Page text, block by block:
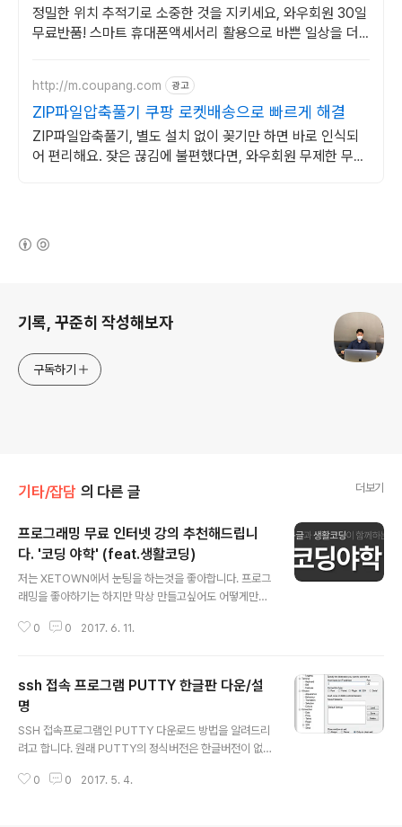
정밀한 위치 추적기로 소중한 것을 지키세요, 와우회원 30일
무료반품! 스마트 휴대폰액세서리 활용으로 바쁜 일상을 더
http://m.coupang.com 광고
ZIP파일압축풀기 쿠팡 로켓배송으로 빠르게 해결
ZIP파일압축풀기, 별도 설치 없이 꽂기만 하면 바로 인식되
어 편리해요. 잦은 끊김에 불편했다면, 와우회원 무제한 무료
기록, 꾸준히 작성해보자
구독하기
기타/잡담 의 다른 글 더보기
프로그래밍 무료 인터넷 강의 추천해드립니
다. '코딩 야학' (feat.생활코딩)
저는 XETOWN에서 눈팅을 하는것을 좋아합니다. 프로그
래밍을 좋아하기는 하지만 막상 만들고싶어도 어떻게만드
고싶어도 막상 공부를 시작하지도 못하는거지요... 이렇게
0689) '배움이란 좋군요.. ㅎ'라는 제목으로 프로그래밍을
배우고싶은 욕망을 자극시키는 글이 올라온거죠. 내용을
보니 딱 제가 보면 좋을것같더라구요. 그래서 저도 '하늘희
님의 소개글'(클릭)을 보게 되었습니다. 구글과 생활코딩이
행한다고하네요. 저로써는 엄청 감사한일이었죠. 제가 프
0 0 2017. 6. 11.
ssh 접속 프로그램 PUTTY 한글판 다운/설
명
SSH 접속프로그램인 PUTTY 다운로드 방법을 알려드리
려고 합니다. 원래 PUTTY의 정식버전은 한글버전이 없고
어떤 이름모를 감사하신분이 PUTTY를 한글판으로 번역
0 0 2017. 5. 4.